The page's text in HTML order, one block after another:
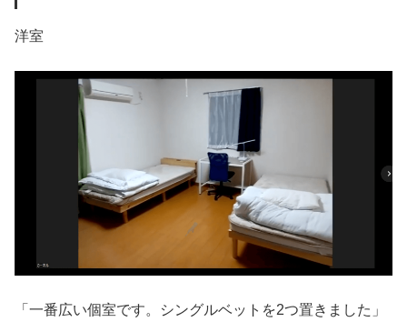
洋室
「一番広い個室です。シングルベットを2つ置きました」